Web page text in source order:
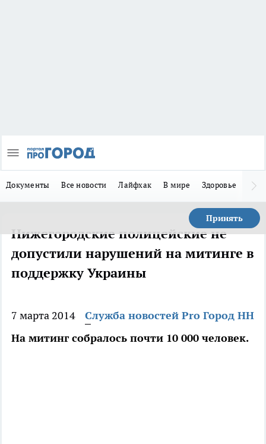
Документы Все новости Лайфхак В мире Здоровье
Принять
Нижегородские полицейские не
допустили нарушений на митинге в
поддержку Украины
7 марта 2014
Служба новостей Pro Город НН
На митинг собралось почти 10 000 человек.